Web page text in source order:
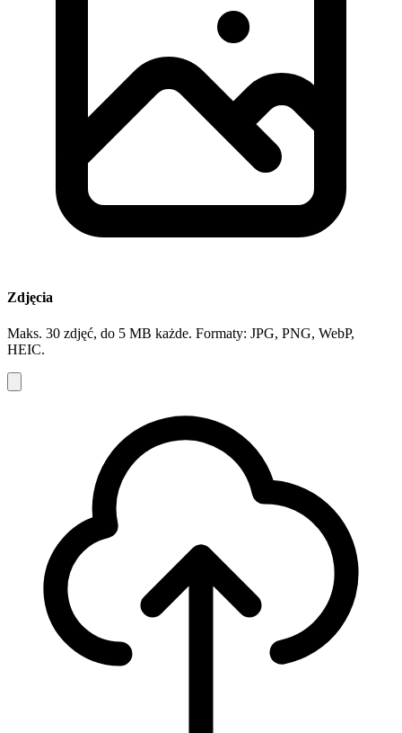
Zdjęcia
Maks. 30 zdjęć, do 5 MB każde. Formaty: JPG, PNG, WebP,
HEIC.